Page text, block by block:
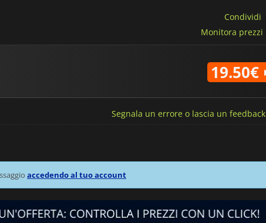
Condividi
Monitora prezzi
19.50€
Segnala un errore o lascia un feedback
accedendo al tuo account